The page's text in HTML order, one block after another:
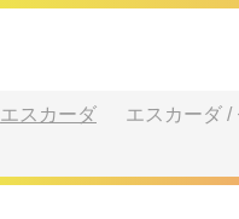
エスカーダ エスカーダ /